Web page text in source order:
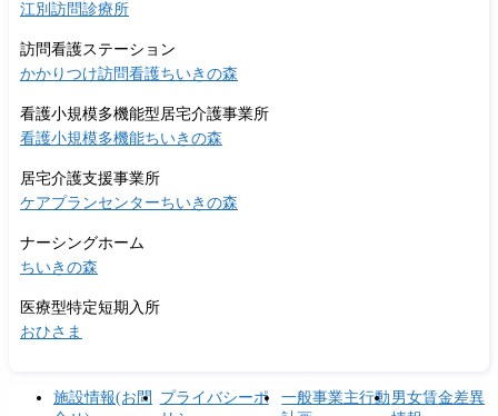
江別訪問診療所
訪問看護ステーション
かかりつけ訪問看護ちいきの森
看護小規模多機能型居宅介護事業所
看護小規模多機能ちいきの森
居宅介護支援事業所
ケアプランセンターちいきの森
ナーシングホーム
ちいきの森
医療型特定短期入所
おひさま
施設情報(お問
プライバシーポ
一般事業主行動 男女賃金差異